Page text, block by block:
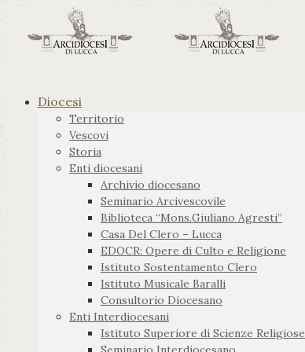
Diocesi
Territorio
Vescovi
Storia
Enti diocesani
Archivio diocesano
Seminario Arcivescovile
Biblioteca “Mons.Giuliano Agresti”
Casa Del Clero – Lucca
EDOCR: Opere di Culto e Religione
Istituto Sostentamento Clero
Istituto Musicale Baralli
Consultorio Diocesano
Enti Interdiocesani
Istituto Superiore di Scienze Religiose